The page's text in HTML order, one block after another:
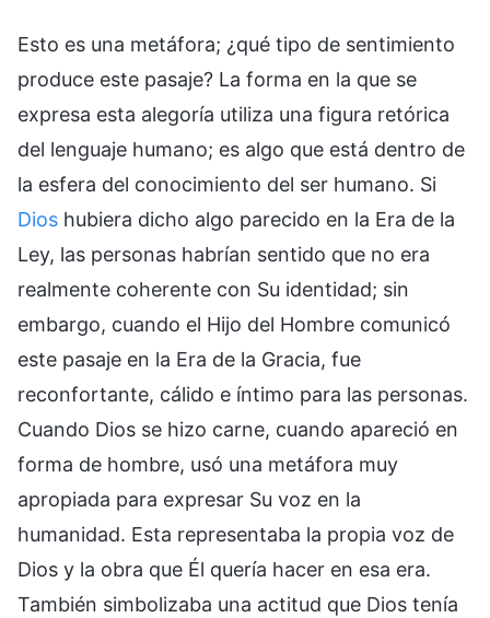
Esto es una metáfora; ¿qué tipo de sentimiento
produce este pasaje? La forma en la que se
expresa esta alegoría utiliza una figura retórica
del lenguaje humano; es algo que está dentro de
la esfera del conocimiento del ser humano. Si
Dios hubiera dicho algo parecido en la Era de la
Ley, las personas habrían sentido que no era
realmente coherente con Su identidad; sin
embargo, cuando el Hijo del Hombre comunicó
este pasaje en la Era de la Gracia, fue
reconfortante, cálido e íntimo para las personas.
Cuando Dios se hizo carne, cuando apareció en
forma de hombre, usó una metáfora muy
apropiada para expresar Su voz en la
humanidad. Esta representaba la propia voz de
Dios y la obra que Él quería hacer en esa era.
También simbolizaba una actitud que Dios tenía